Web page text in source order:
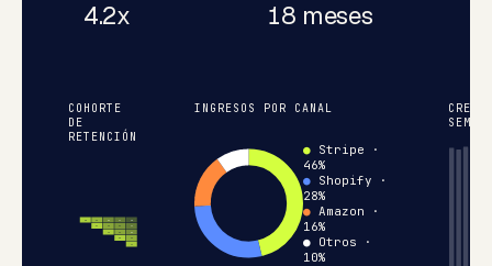
4.2x 18 meses
COHORTE
DE
RETENCIÓN
81 63 56 44
80
66
77
INGRESOS POR CANAL
● Stripe ·
46%
● Shopify ·
28%
●Amazon ·
16%
● Otros ·
10%